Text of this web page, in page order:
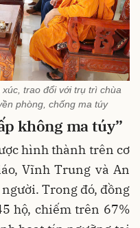
trao đổi với trụ trì chùa
phòng, chống ma túy
không ma túy”
hình thành trên cơ
Vĩnh Trung và An
Trong đó, đồng
hộ, chiếm trên 67%